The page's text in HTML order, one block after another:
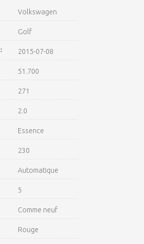
Volkswagen
Golf
2015-07-08
51.700
271
2.0
Essence
230
Automatique
5
Comme neuf
Rouge